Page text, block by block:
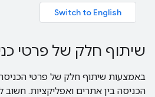
שיתוף חלק של פרטי
באמצעות שיתוף חלק של פרטי
הכניסה בין אתרים ואפליקציות. חשוב